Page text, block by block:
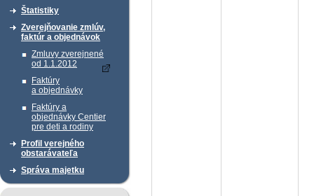
Štatistiky
Zverejňovanie zmlúv,
faktúr a objednávok
Zmluvy zverejnené
od 1.1.2012
Faktúry
a objednávky
Faktúry a
objednávky Centier
pre deti a rodiny
Profil verejného
obstarávateľa
Správa majetku